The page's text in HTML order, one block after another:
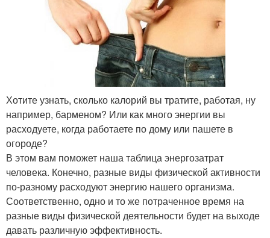
Хотите узнать, сколько калорий вы тратите, работая, ну
например, барменом? Или как много энергии вы
расходуете, когда работаете по дому или пашете в
огороде?
В этом вам поможет наша таблица энергозатрат
человека. Конечно, разные виды физической активности
по-разному расходуют энергию нашего организма.
Соответственно, одно и то же потраченное время на
разные виды физической деятельности будет на выходе
давать различную эффективность.